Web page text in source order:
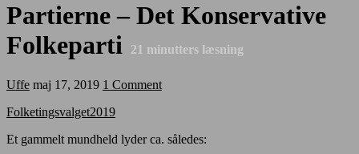
Partierne – Det Konservative
Folkeparti
21 minutters læsning
Uffe maj 17, 2019 1 Comment
Folketingsvalget2019
Et gammelt mundheld lyder ca. således: